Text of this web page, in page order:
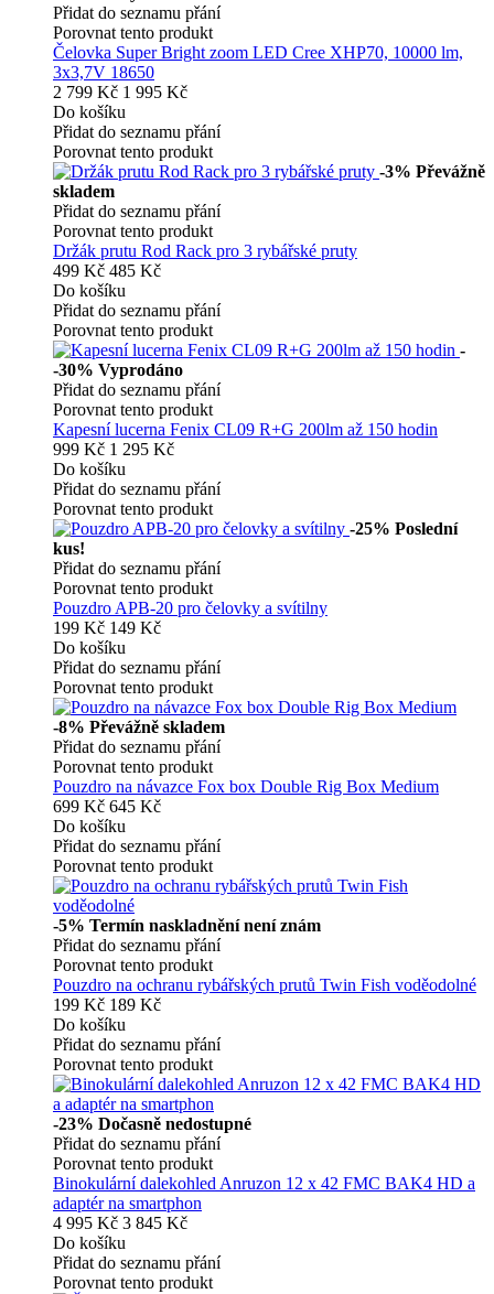
Přidat do seznamu přání
Porovnat tento produkt
Čelovka Super Bright zoom LED Cree XHP70, 10000 lm,
3x3,7V 18650
2 799 Kč 1 995 Kč
Do košíku
Přidat do seznamu přání
Porovnat tento produkt
-3% Převážně
skladem
Přidat do seznamu přání
Porovnat tento produkt
Držák prutu Rod Rack pro 3 rybářské pruty
499 Kč 485 Kč
Do košíku
Přidat do seznamu přání
Porovnat tento produkt
-
-30% Vyprodáno
Přidat do seznamu přání
Porovnat tento produkt
Kapesní lucerna Fenix CL09 R+G 200lm až 150 hodin
999 Kč 1 295 Kč
Do košíku
Přidat do seznamu přání
Porovnat tento produkt
-25% Poslední
kus!
Přidat do seznamu přání
Porovnat tento produkt
Pouzdro APB-20 pro čelovky a svítilny
199 Kč 149 Kč
Do košíku
Přidat do seznamu přání
Porovnat tento produkt
-8% Převážně skladem
Přidat do seznamu přání
Porovnat tento produkt
Pouzdro na návazce Fox box Double Rig Box Medium
699 Kč 645 Kč
Do košíku
Přidat do seznamu přání
Porovnat tento produkt
-5% Termín naskladnění není znám
Přidat do seznamu přání
Porovnat tento produkt
Pouzdro na ochranu rybářských prutů Twin Fish voděodolné
199 Kč 189 Kč
Do košíku
Přidat do seznamu přání
Porovnat tento produkt
-23% Dočasně nedostupné
Přidat do seznamu přání
Porovnat tento produkt
Binokulární dalekohled Anruzon 12 x 42 FMC BAK4 HD a
adaptér na smartphon
4 995 Kč 3 845 Kč
Do košíku
Přidat do seznamu přání
Porovnat tento produkt